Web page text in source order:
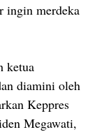
ingin merdeka
ketua
diamini oleh
Keppres
Megawati,